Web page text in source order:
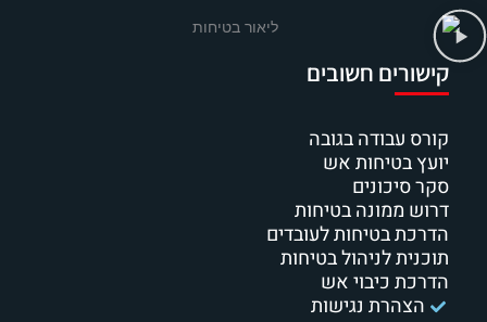
קישורים חשובים
קורס עבודה בגובה
יועץ בטיחות אש
סקר סיכונים
דרוש ממונה בטיחות
הדרכת בטיחות לעובדים
תוכנית לניהול בטיחות
הדרכת כיבוי אש
הצהרת נגישות